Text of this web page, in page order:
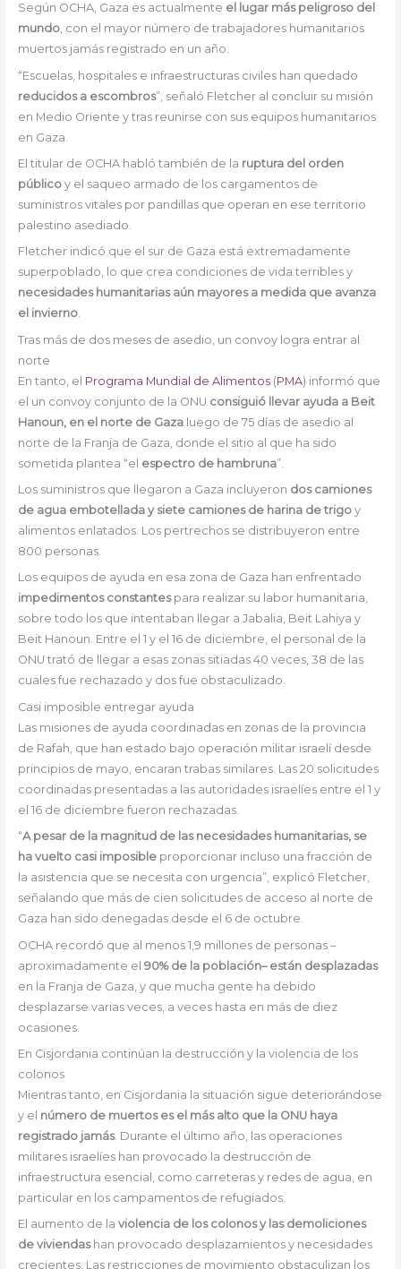
Según OCHA, Gaza es actualmente el lugar más peligroso del
mundo, con el mayor número de trabajadores humanitarios
muertos jamás registrado en un año.
“Escuelas, hospitales e infraestructuras civiles han quedado
reducidos a escombros”, señaló Fletcher al concluir su misión
en Medio Oriente y tras reunirse con sus equipos humanitarios
en Gaza.
El titular de OCHA habló también de la ruptura del orden
públicoy el saqueo armado de los cargamentos de
suministros vitales por pandillas que operan en ese territorio
palestino asediado.
Fletcher indicó que el sur de Gaza está extremadamente
superpoblado, lo que crea condiciones de vida terribles y
necesidades humanitarias aún mayores a medida que avanza
el invierno.
Tras más de dos meses de asedio, un convoy logra entrar al
norte
En tanto, el Programa Mundial de Alimentos(PMA) informó que
el un convoy conjunto de la ONU consiguió llevar ayuda a Beit
Hanoun, en el norte de Gazaluego de 75 días de asedio al
norte de la Franja de Gaza, donde el sitio al que ha sido
sometida plantea “el espectro de hambruna”.
Los suministros que llegaron a Gaza incluyeron dos camiones
de agua embotellada y siete camiones de harina de trigoy
alimentos enlatados. Los pertrechos se distribuyeron entre
800 personas.
Los equipos de ayuda en esa zona de Gaza han enfrentado
impedimentos constantespara realizar su labor humanitaria,
sobre todo los que intentaban llegar a Jabalia, Beit Lahiya y
Beit Hanoun. Entre el 1 y el 16 de diciembre, el personal de la
ONU trató de llegar a esas zonas sitiadas 40 veces, 38 de las
cuales fue rechazado y dos fue obstaculizado.
Casi imposible entregar ayuda
Las misiones de ayuda coordinadas en zonas de la provincia
de Rafah, que han estado bajo operación militar israelí desde
principios de mayo, encaran trabas similares. Las 20 solicitudes
coordinadas presentadas a las autoridades israelíes entre el 1 y
el 16 de diciembre fueron rechazadas.
“A pesar de la magnitud de las necesidades humanitarias, se
ha vuelto casi imposibleproporcionar incluso una fracción de
la asistencia que se necesita con urgencia”, explicó Fletcher,
señalando que más de cien solicitudes de acceso al norte de
Gaza han sido denegadas desde el 6 de octubre.
OCHA recordó que al menos 1,9 millones de personas –
aproximadamente el 90% de la población– están desplazadas
en la Franja de Gaza, y que mucha gente ha debido
desplazarse varias veces, a veces hasta en más de diez
ocasiones.
En Cisjordania continúan la destrucción y la violencia de los
colonos
Mientras tanto, en Cisjordania la situación sigue deteriorándose
y el número de muertos es el más alto que la ONU haya
registrado jamás. Durante el último año, las operaciones
militares israelíes han provocado la destrucción de
infraestructura esencial, como carreteras y redes de agua, en
particular en los campamentos de refugiados.
El aumento de la violencia de los colonos y las demoliciones
de viviendashan provocado desplazamientos y necesidades
crecientes. Las restricciones de movimiento obstaculizan los